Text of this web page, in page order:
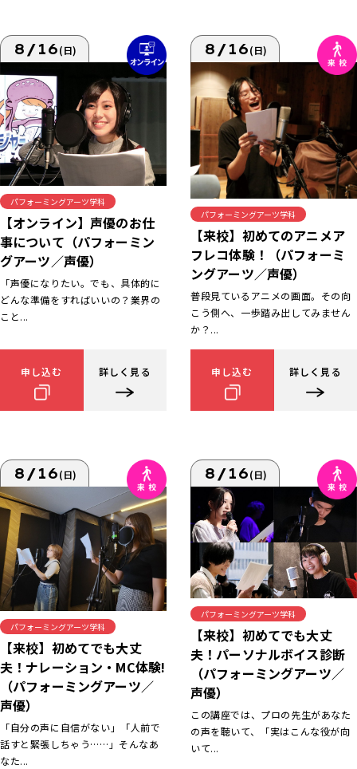
8/16(日)
パフォーミングアーツ学科
【オンライン】声優のお仕
事について（パフォーミン
グアーツ／声優）
「声優になりたい。でも、具体的に
どんな準備をすればいいの？業界の
こと...
申し込む 詳しく見る
8/16(日)
パフォーミングアーツ学科
【来校】初めてのアニメア
フレコ体験！（パフォーミ
ングアーツ／声優）
普段見ているアニメの画面。その向
こう側へ、一歩踏み出してみません
か？...
申し込む 詳しく見る
8/16(日)
パフォーミングアーツ学科
【来校】初めてでも大丈
夫！ナレーション・MC体験!
（パフォーミングアーツ／
声優）
「自分の声に自信がない」「人前で
話すと緊張しちゃう……」そんなあ
なた...
8/16(日)
パフォーミングアーツ学科
【来校】初めてでも大丈
夫！パーソナルボイス診断
（パフォーミングアーツ／
声優）
この講座では、プロの先生があなた
の声を聴いて、「実はこんな役が向
いて...